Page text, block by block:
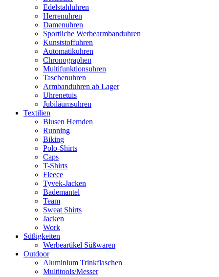
Edelstahluhren
Herrenuhren
Damenuhren
Sportliche Werbearmbanduhren
Kunststoffuhren
Automatikuhren
Chronographen
Multifunktionsuhren
Taschenuhren
Armbanduhren ab Lager
Uhrenetuis
Jubiläumsuhren
Textilien
Blusen Hemden
Running
Biking
Polo-Shirts
Caps
T-Shirts
Fleece
Tyvek-Jacken
Bademantel
Team
Sweat Shirts
Jacken
Work
Süßigkeiten
Werbeartikel Süßwaren
Outdoor
Aluminium Trinkflaschen
Multitools/Messer